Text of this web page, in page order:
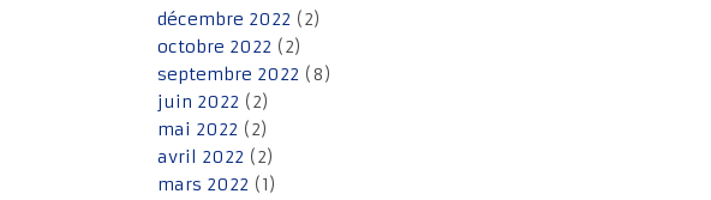
décembre 2022 (2)
octobre 2022 (2)
septembre 2022 (8)
juin 2022 (2)
mai 2022 (2)
avril 2022 (2)
mars 2022 (1)